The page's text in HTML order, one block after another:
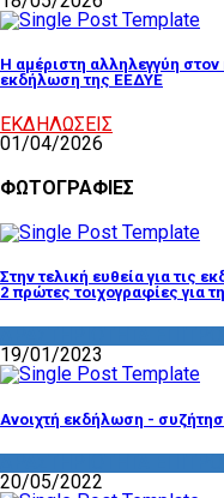
Η αμέριστη αλληλεγγύη
εκδήλωση της ΕΕΔΥΕ
ΕΚΔΗΛΩΣΕΙΣ
01/04/2026
ΦΩΤΟΓΡΑΦΙΕΣ
Στην τελική ευθεία για τις
2 πρώτες τοιχογραφίες για
19/01/2023
Ανοιχτή εκδήλωση -
20/05/2022